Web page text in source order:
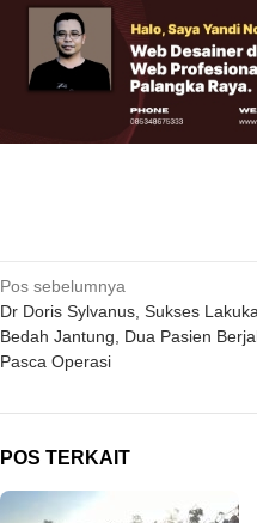
Navigasi
pos
Pos sebelumnya
Dr Doris Sylvanus, Sukses
Bedah Jantung, Dua Pasien
Pasca Operasi
POS TERKAIT